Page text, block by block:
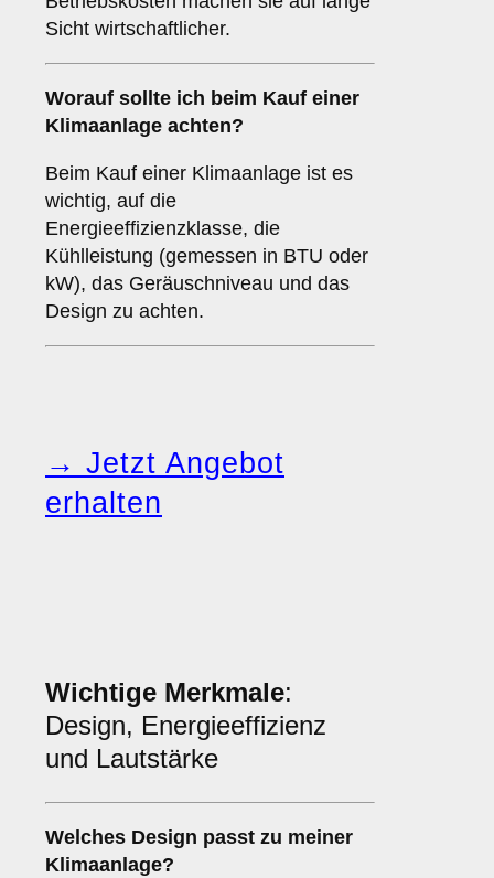
Sicht wirtschaftlicher.
Worauf sollte ich beim Kauf einer
Klimaanlage achten?
Beim Kauf einer Klimaanlage ist es
wichtig, auf die
Energieeffizienzklasse, die
Kühlleistung (gemessen in BTU oder
kW), das Geräuschniveau und das
Design zu achten.
→ Jetzt Angebot
erhalten
Wichtige Merkmale:
Design, Energieeffizienz
und Lautstärke
Welches Design passt zu meiner
Klimaanlage?